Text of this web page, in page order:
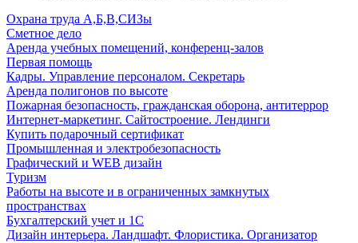
Охрана труда А,Б,В,СИЗы
Сметное дело
Аренда учебных помещений, конференц-залов
Первая помощь
Кадры. Управление персоналом. Секретарь
Аренда полигонов по высоте
Пожарная безопасность, гражданская оборона, антитеррор
Интернет-маркетинг. Сайтостроение. Лендинги
Купить подарочный сертификат
Промышленная и электробезопасность
Графический и WEB дизайн
Туризм
Работы на высоте и в ограниченных замкнутых
пространствах
Бухгалтерский учет и 1С
Дизайн интерьера. Ландшафт. Флористика. Организатор